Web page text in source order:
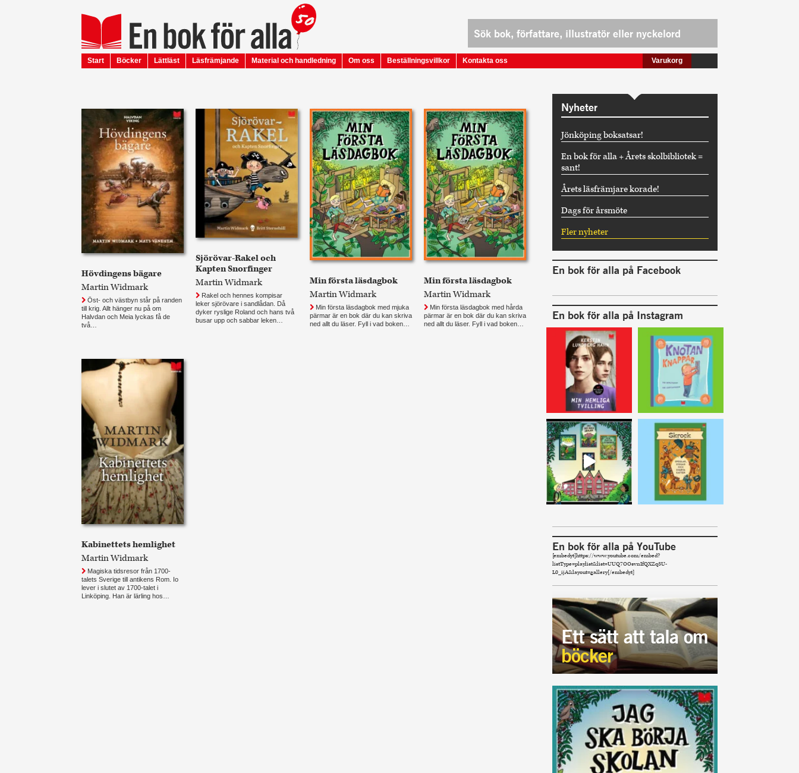
Start Böcker Lättläst Läsfrämjande Material och handledning Om oss Beställningsvillkor Kontakta oss Varukorg
Hövdingens bägare
Martin Widmark
Öst- och västbyn står på randen
till krig. Allt hänger nu på om
Halvdan och Meia lyckas få de
två…
Sjörövar-Rakel och
Kapten Snorfinger
Martin Widmark
Rakel och hennes kompisar
leker sjörövare i sandlådan. Då
dyker ryslige Roland och hans två
busar upp och sabbar leken…
Min första läsdagbok
Martin Widmark
Min första läsdagbok med mjuka
pärmar är en bok där du kan skriva
ned allt du läser. Fyll i vad boken…
Min första läsdagbok
Martin Widmark
Min första läsdagbok med hårda
pärmar är en bok där du kan skriva
ned allt du läser. Fyll i vad boken…
Kabinettets hemlighet
Martin Widmark
Magiska tidsresor från 1700-
talets Sverige till antikens Rom. Io
lever i slutet av 1700-talet i
Linköping. Han är lärling hos…
Nyheter
Jönköping boksatsar!
En bok för alla + Årets skolbibliotek =
sant!
Årets läsfrämjare korade!
Dags för årsmöte
Fler nyheter
En bok för alla på Facebook
En bok för alla på Instagram
En bok för alla på YouTube
[embedyt]https://www.youtube.com/embed?
listType=playlist&list=UUQ7OOsvnIfQXZq3U-
L0_ijA&layout=gallery[/embedyt]
Ett sätt att tala om
böcker